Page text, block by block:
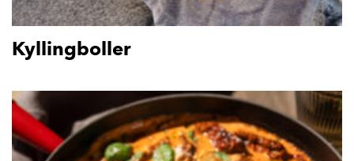
Kyllingboller